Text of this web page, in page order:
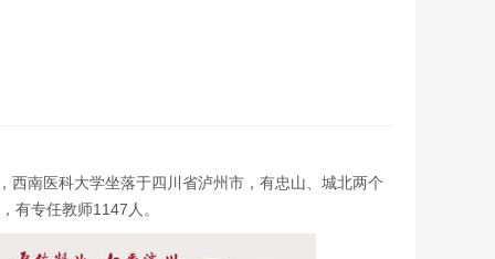
南医科大学坐落于四川省泸州市，有忠山、城北两个
有专任教师1147人。